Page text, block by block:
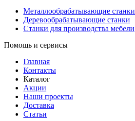
Металлообрабатывающие станки
Деревообрабатывающие станки
Станки для производства мебели
Помощь и сервисы
Главная
Контакты
Каталог
Акции
Наши проекты
Доставка
Статьи